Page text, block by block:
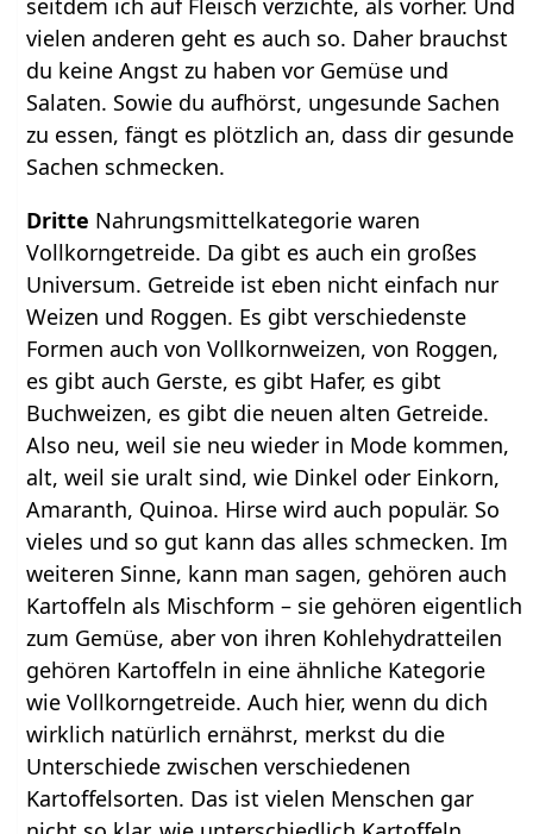
seitdem ich auf Fleisch verzichte, als vorher. Und
vielen anderen geht es auch so. Daher brauchst
du keine Angst zu haben vor Gemüse und
Salaten. Sowie du aufhörst, ungesunde Sachen
zu essen, fängt es plötzlich an, dass dir gesunde
Sachen schmecken.
Dritte Nahrungsmittelkategorie waren
Vollkorngetreide. Da gibt es auch ein großes
Universum. Getreide ist eben nicht einfach nur
Weizen und Roggen. Es gibt verschiedenste
Formen auch von Vollkornweizen, von Roggen,
es gibt auch Gerste, es gibt Hafer, es gibt
Buchweizen, es gibt die neuen alten Getreide.
Also neu, weil sie neu wieder in Mode kommen,
alt, weil sie uralt sind, wie Dinkel oder Einkorn,
Amaranth, Quinoa. Hirse wird auch populär. So
vieles und so gut kann das alles schmecken. Im
weiteren Sinne, kann man sagen, gehören auch
Kartoffeln als Mischform – sie gehören eigentlich
zum Gemüse, aber von ihren Kohlehydratteilen
gehören Kartoffeln in eine ähnliche Kategorie
wie Vollkorngetreide. Auch hier, wenn du dich
wirklich natürlich ernährst, merkst du die
Unterschiede zwischen verschiedenen
Kartoffelsorten. Das ist vielen Menschen gar